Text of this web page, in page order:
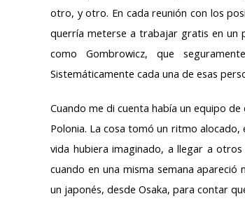
otro, y otro. En cada reunión con los
querría meterse a trabajar gratis en un
como Gombrowicz, que
Sistemáticamente cada una de esas
Cuando me di cuenta había un equipo
Polonia. La cosa tomó un ritmo
vida hubiera imaginado, a llegar a
cuando en una misma semana apareció
un japonés, desde Osaka, para contar